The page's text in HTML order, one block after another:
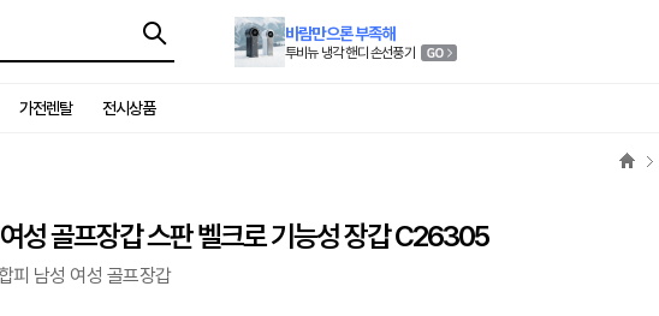
바람만으론 부족해
투비뉴 냉각 핸디 손선풍기
가전렌탈 전시상품
성 골프장갑 스판 벨크로 기능성 장갑 C26305
피 남성 여성 골프장갑